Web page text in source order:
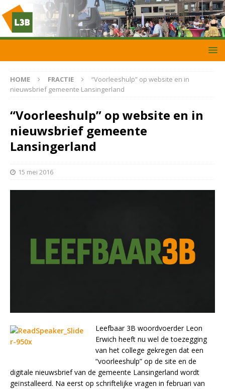
HOME FRACTIE
“Voorleeshulp” op website en in
nieuwsbrief gemeente Lansingerland
“Voorleeshulp” op website en in
nieuwsbrief gemeente
Lansingerland
15 mei 2016
Leefbaar 3B woordvoerder Leon
Erwich heeft nu wel de toezegging
van het college gekregen dat een
“voorleeshulp” op de site en de
digitale nieuwsbrief van de gemeente Lansingerland wordt
geïnstalleerd. Na eerst op schriftelijke vragen in februari van